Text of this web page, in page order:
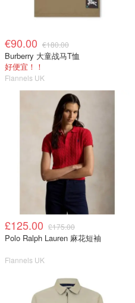
€90.00 €180.00
Burberry 大童战马T恤
好便宜！！
Flannels UK
£125.00 £175.00
Polo Ralph Lauren 麻花短袖
Flannels UK